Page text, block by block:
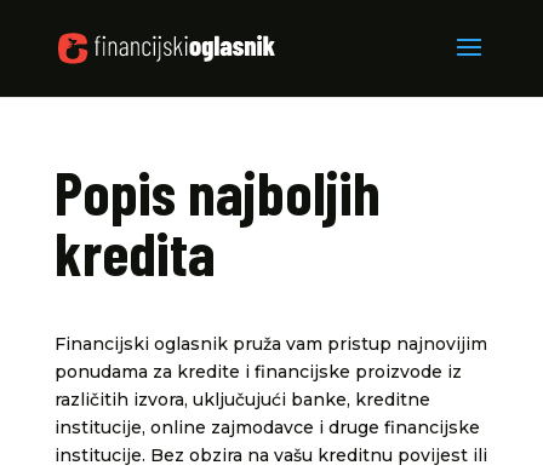
Popis najboljih
kredita
Financijski oglasnik pruža vam pristup najnovijim
ponudama za kredite i financijske proizvode iz
različitih izvora, uključujući banke, kreditne
institucije, online zajmodavce i druge financijske
institucije. Bez obzira na vašu kreditnu povijest ili